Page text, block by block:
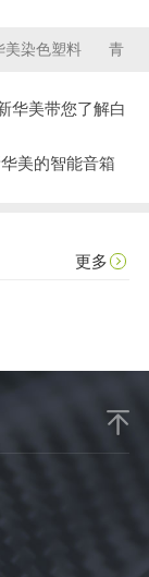
美染色塑料 青
华美带您了解白
美的智能音箱
更多